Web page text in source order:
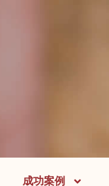
成功案例